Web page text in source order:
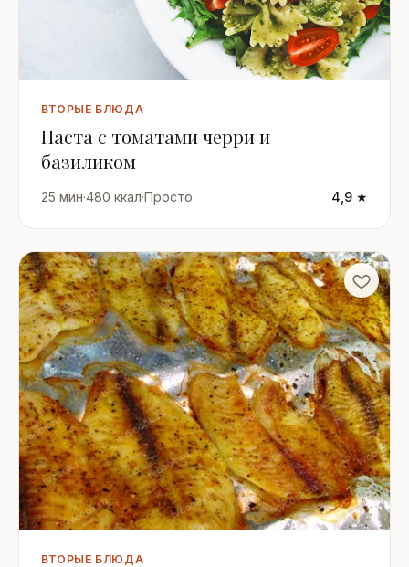
ВТОРЫЕ БЛЮДА
Паста с томатами черри и
базиликом
25 мин·480 ккал·Просто 4,9 ★
ВТОРЫЕ БЛЮДА